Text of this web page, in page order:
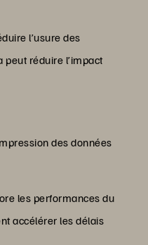
l’usure des
réduire l’impact
des données
les performances du
accélérer les délais